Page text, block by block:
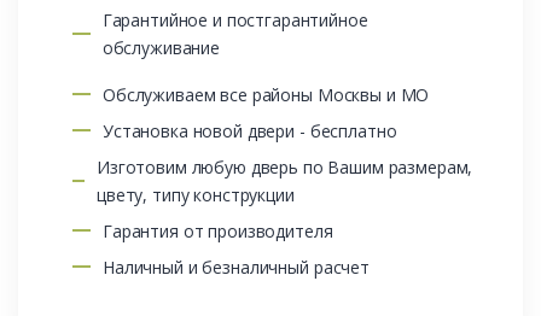
Гарантийное и постгарантийное
обслуживание
Обслуживаем все районы Москвы и МО
Установка новой двери - бесплатно
Изготовим любую дверь по Вашим размерам,
цвету, типу конструкции
Гарантия от производителя
Наличный и безналичный расчет